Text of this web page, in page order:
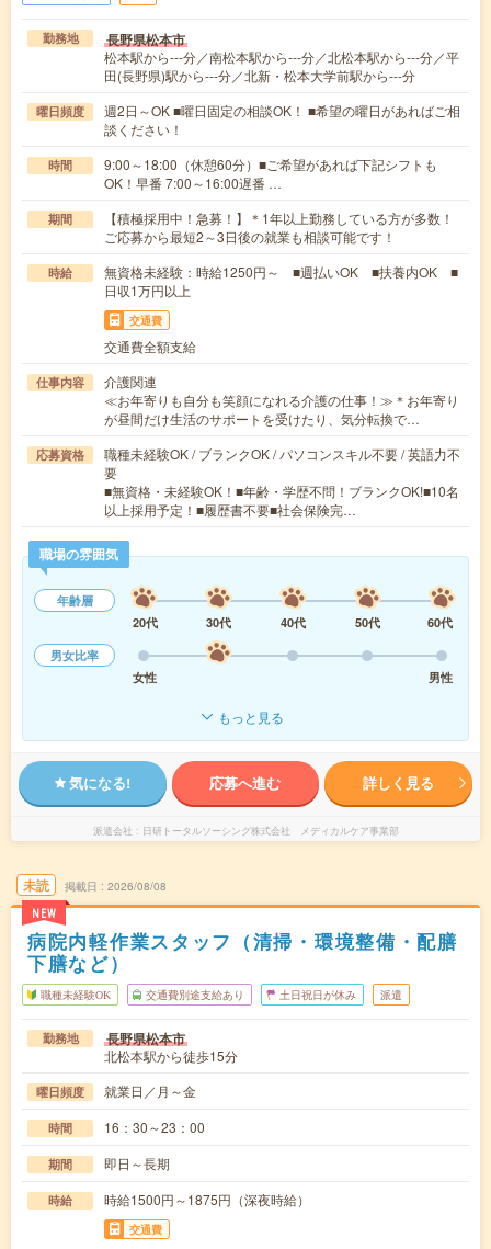
勤務地 長野県松本市
松本駅から---分／南松本駅から---分／北松本駅から---分／平
田(長野県)駅から---分／北新・松本大学前駅から---分
曜日頻度
週2日～OK ■曜日固定の相談OK！ ■希望の曜日があればご相
談ください！
時間
9:00～18:00（休憩60分）■ご希望があれば下記シフトも
OK！早番 7:00～16:00遅番 …
期間
【積極採用中！急募！】＊1年以上勤務している方が多数！
ご応募から最短2～3日後の就業も相談可能です！
時給
無資格未経験：時給1250円～ ■週払いOK ■扶養内OK ■
日収1万円以上
交通費
交通費全額支給
仕事内容
介護関連
≪お年寄りも自分も笑顔になれる介護の仕事！≫＊お年寄り
が昼間だけ生活のサポートを受けたり、気分転換で…
応募資格
職種未経験OK / ブランクOK / パソコンスキル不要 / 英語力不
要
■無資格・未経験OK！■年齢・学歴不問！ブランクOK!■10名
以上採用予定！■履歴書不要■社会保険完…
職場の雰囲気
年齢層
20代
30代 40代 50代
60代
男女比率
女性
男性
もっと見る
気になる! 応募へ進む 詳しく見る
派遣会社 日研トータルソーシング株式会社 メディカルケア事業部
未読
NEW
掲載日 2026/08/08
病院内軽作業スタッフ（清掃・環境整備・配膳
下膳など）
職種未経験OK 交通費別途支給あり 土日祝日が休み 派遣
勤務地 長野県松本市
北松本駅から徒歩15分
曜日頻度 就業日／月～金
時間 16：30～23：00
期間 即日～長期
時給 時給1500円～1875円（深夜時給）
交通費